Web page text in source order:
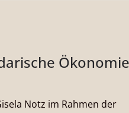
Notz im Rahmen der